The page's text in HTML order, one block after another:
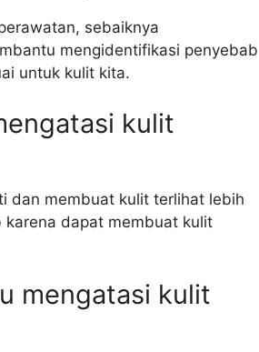
sebaiknya
mengidentifikasi penyebab
untuk kulit kita.
kulit
dan membuat kulit terlihat lebih
karena dapat membuat kulit
mengatasi kulit